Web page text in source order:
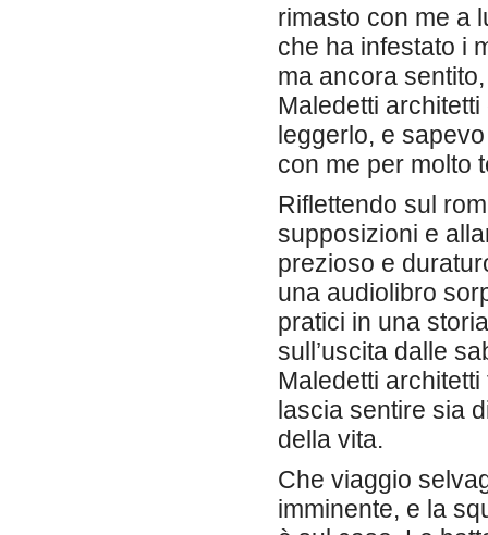
rimasto con me a
che ha infestato i
ma ancora
Maledetti
leggerlo, e
con me per molto
Riflettendo sul
supposizioni e
prezioso e
una audiolibro
pratici in una
sull’uscita dalle
Maledetti
lascia sentire sia
della vita.
Che viaggio
imminente, e la